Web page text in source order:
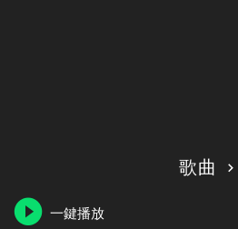
歌曲
一鍵播放